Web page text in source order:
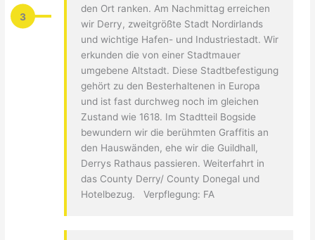
3
den Ort ranken. Am Nachmittag erreichen
wir Derry, zweitgrößte Stadt Nordirlands
und wichtige Hafen- und Industriestadt. Wir
erkunden die von einer Stadtmauer
umgebene Altstadt. Diese Stadtbefestigung
gehört zu den Besterhaltenen in Europa
und ist fast durchweg noch im gleichen
Zustand wie 1618. Im Stadtteil Bogside
bewundern wir die berühmten Graffitis an
den Hauswänden, ehe wir die Guildhall,
Derrys Rathaus passieren. Weiterfahrt in
das County Derry/ County Donegal und
Hotelbezug. Verpflegung: FA